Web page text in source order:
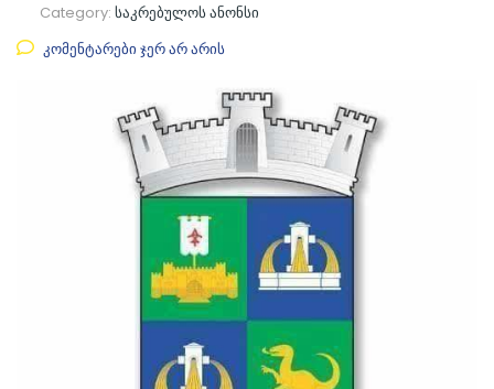
Category: საკრებულოს ანონსი
კომენტარები ჯერ არ არის